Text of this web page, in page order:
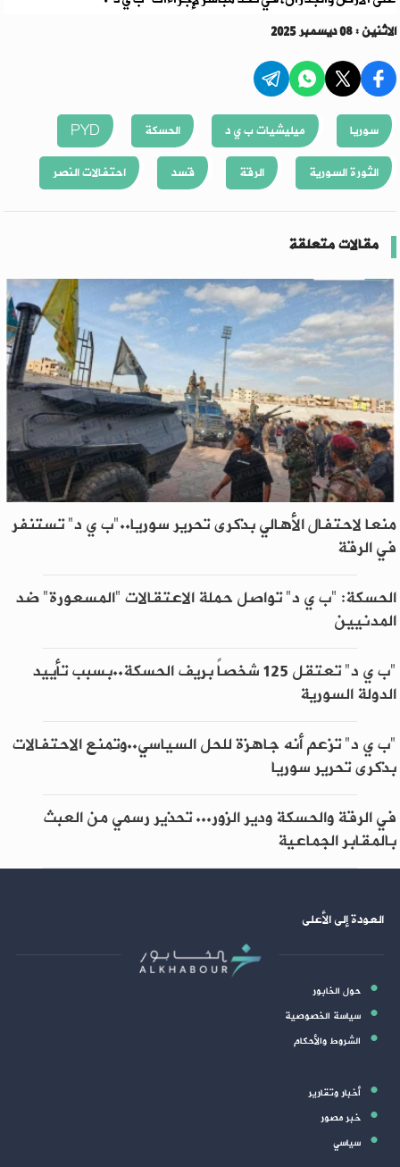
الاثنين : 08 ديسمبر 2025
سوريا ميليشيات ب ي د الحسكة
PYD
الثورة السورية
الرقة قسد احتفالات النصر
مقالات متعلقة
منعا لاحتفال الأهالي بذكرى تحرير سوريا.."ب ي د" تستنفر
في الرقة
الحسكة: "ب ي د" تواصل حملة الاعتقالات "المسعورة" ضد
المدنيين
"ب ي د" تعتقل 125 شخصاً بريف الحسكة..بسبب تأييد
الدولة السورية
"ب ي د" تزعم أنه جاهزة للحل السياسي..وتمنع الاحتفالات
بذكرى تحرير سوريا
في الرقة والحسكة ودير الزور... تحذير رسمي من العبث
بالمقابر الجماعية
العودة إلى الأعلى
حول الخابور
سياسة الخصوصية
الشروط والأحكام
أخبار وتقارير
خبر مصور
سياسي